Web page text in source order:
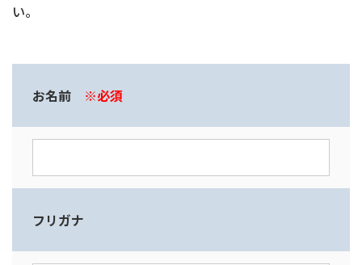
い。
お名前 ※必須
フリガナ